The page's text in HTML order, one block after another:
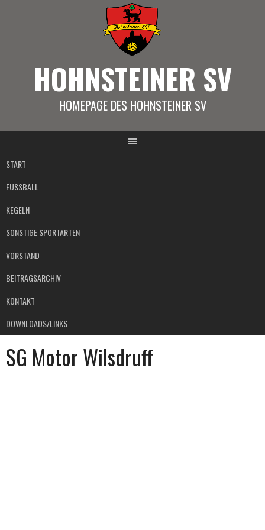
HOHNSTEINER SV
HOMEPAGE DES HOHNSTEINER SV
START
FUSSBALL
KEGELN
SONSTIGE SPORTARTEN
VORSTAND
BEITRAGSARCHIV
KONTAKT
DOWNLOADS/LINKS
SG Motor Wilsdruff